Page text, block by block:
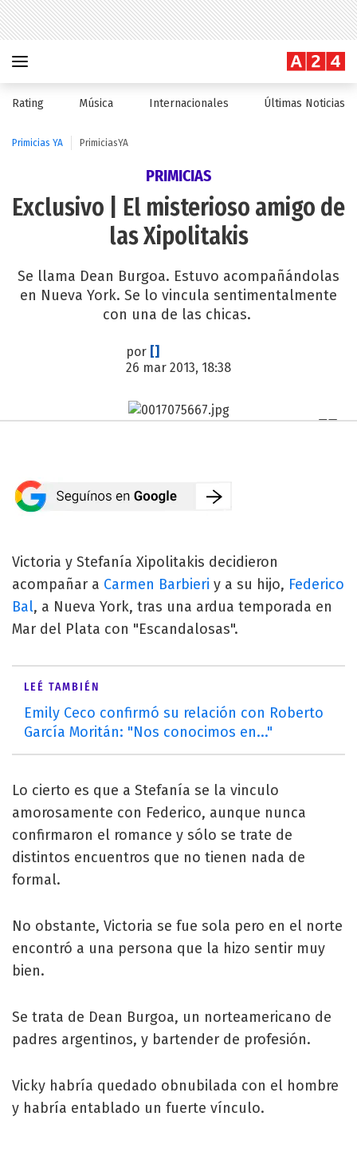
Rating Música Internacionales Últimas Noticias
Primicias YA PrimiciasYA
PRIMICIAS
Exclusivo | El misterioso amigo de
las Xipolitakis
Se llama Dean Burgoa. Estuvo acompañándolas
en Nueva York. Se lo vincula sentimentalmente
con una de las chicas.
por []
26 mar 2013, 18:38
Victoria y Stefanía Xipolitakis decidieron
acompañar a Carmen Barbieri y a su hijo, Federico
Bal, a Nueva York, tras una ardua temporada en
Mar del Plata con "Escandalosas".
LEÉ TAMBIÉN
Emily Ceco confirmó su relación con Roberto
García Moritán: "Nos conocimos en..."
Lo cierto es que a Stefanía se la vinculo
amorosamente con Federico, aunque nunca
confirmaron el romance y sólo se trate de
distintos encuentros que no tienen nada de
formal.
No obstante, Victoria se fue sola pero en el norte
encontró a una persona que la hizo sentir muy
bien.
Se trata de Dean Burgoa, un norteamericano de
padres argentinos, y bartender de profesión.
Vicky habría quedado obnubilada con el hombre
y habría entablado un fuerte vínculo.